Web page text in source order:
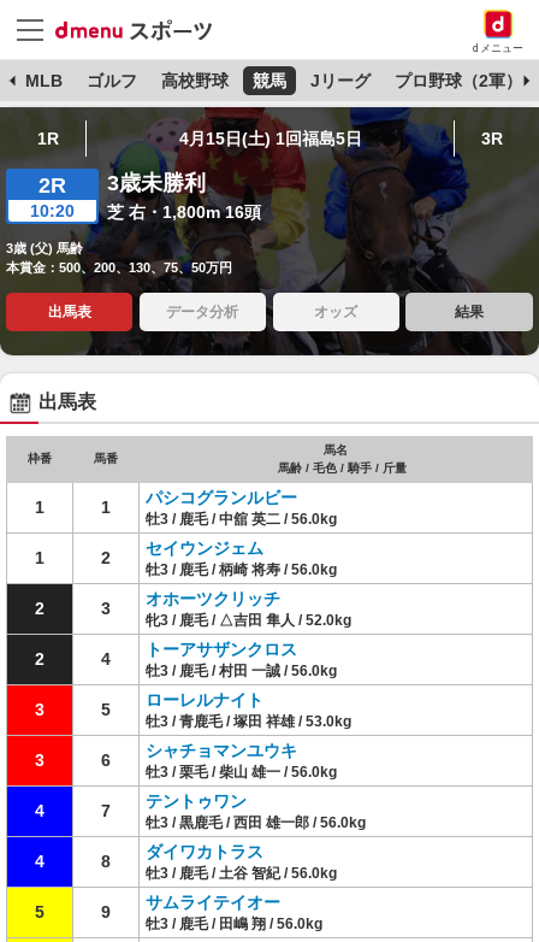
dメニュー
MLB ゴルフ 高校野球 競馬 Jリーグ プロ野球（2軍）
1R 4月15日(土) 1回福島5日 3R
2R
10:20
3歳未勝利
芝 右・1,800m 16頭
3歳 (父) 馬齢
本賞金：500、200、130、75、50万円
出馬表 データ分析 オッズ 結果
出馬表
枠番 馬番
馬名
馬齢 / 毛色 / 騎手 / 斤量
1 1 パシコグランルビー
牡3 / 鹿毛 / 中舘 英二 / 56.0kg
1 2 セイウンジェム
牡3 / 鹿毛 / 柄崎 将寿 / 56.0kg
2 3 オホーツクリッチ
牝3 / 鹿毛 / △吉田 隼人 / 52.0kg
2 4 トーアサザンクロス
牡3 / 鹿毛 / 村田 一誠 / 56.0kg
3 5 ローレルナイト
牡3 / 青鹿毛 / 塚田 祥雄 / 53.0kg
3 6 シャチョマンユウキ
牡3 / 栗毛 / 柴山 雄一 / 56.0kg
4 7 テントゥワン
牡3 / 黒鹿毛 / 西田 雄一郎 / 56.0kg
4 8 ダイワカトラス
牡3 / 鹿毛 / 土谷 智紀 / 56.0kg
5 9 サムライテイオー
牡3 / 鹿毛 / 田嶋 翔 / 56.0kg